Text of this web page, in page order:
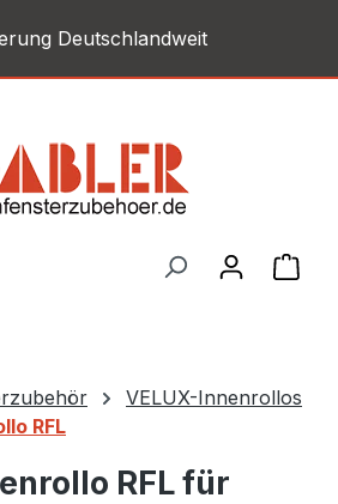
Deutschlandweit
VELUX-Innenrollos
RFL
RFL für